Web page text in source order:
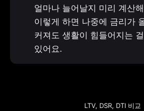
얼마나 늘어날지 미리 계산
이렇게 하면 나중에 금리가
커져도 생활이 힘들어지는
있어요.
LTV, DSR, DTI 비교